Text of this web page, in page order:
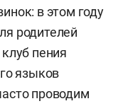
в этом году
родителей
пения
языков
проводим